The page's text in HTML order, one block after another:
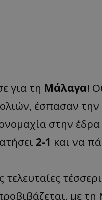
για τη Μάλαγα!
έσπασαν
στην έδρα
2-1 και να
τελευταίες
με